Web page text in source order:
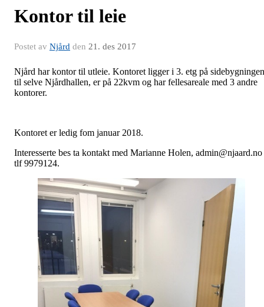
Kontor til leie
Postet av Njård den 21. des 2017
Njård har kontor til utleie. Kontoret ligger i 3. etg på sidebygningen
til selve Njårdhallen, er på 22kvm og har fellesareale med 3 andre
kontorer.
Kontoret er ledig fom januar 2018.
Interesserte bes ta kontakt med Marianne Holen, admin@njaard.no
tlf 9979124.